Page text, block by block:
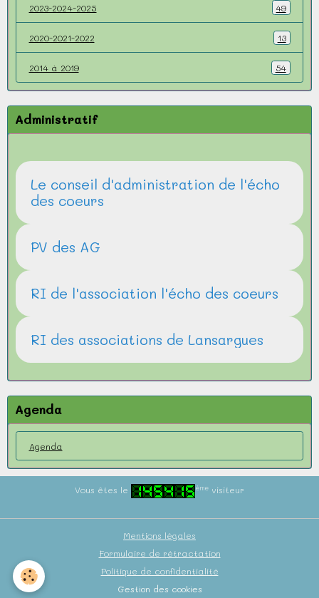
2023-2024-2025 49
2020-2021-2022 13
2014 à 2019 54
Administratif
Le conseil d'administration de l'écho
des coeurs
PV des AG
RI de l'association l'écho des coeurs
RI des associations de Lansargues
Agenda
Agenda
Vous êtes le ème visiteur
Mentions légales
Formulaire de rétractation
Politique de confidentialité
Gestion des cookies